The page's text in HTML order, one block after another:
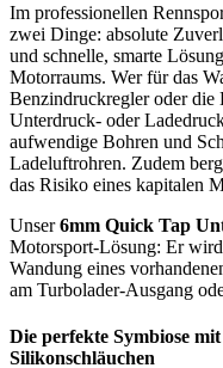
Im professionellen
zwei Dinge: absolute
und schnelle, smarte
Motorraums. Wer für das
Benzindruckregler oder die
Unterdruck- oder
aufwendige Bohren und
Ladeluftrohren. Zudem
das Risiko eines kapitalen
Unser6mm Quick Tap
Motorsport-Lösung: Er
Wandung eines
am Turbolader-Ausgang
Die perfekte Symbiose
Silikonschläuchen